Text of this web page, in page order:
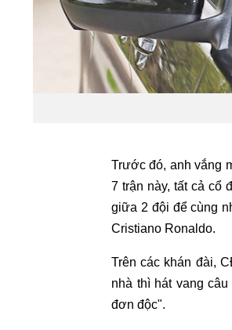
Trước đó, anh vắng
7 trận này, tất cả cổ
giữa 2 đội để cùng
Cristiano Ronaldo.
Trên các khán đài,
nhà thì hát vang
đơn độc".